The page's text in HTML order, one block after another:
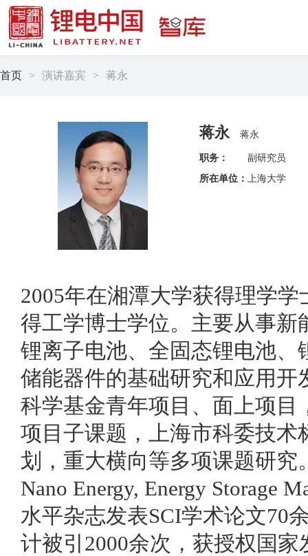
首页 > 演讲嘉宾 > 蒋永
蒋永 蒋永
职务：
副研究员
所在单位： 上海大学
2005年在湘潭大学获得理学
得工学博士学位。主要从事
锂离子电池、全固态锂电池
储能器件的基础研究和应用
科学基金青年项目、面上项
项目子课题，上海市科委技
划，重大横向等多项课题研
Nano Energy, Energy Storage
水平杂志发表SCI学术论文70
计被引2000余次，获授权国家